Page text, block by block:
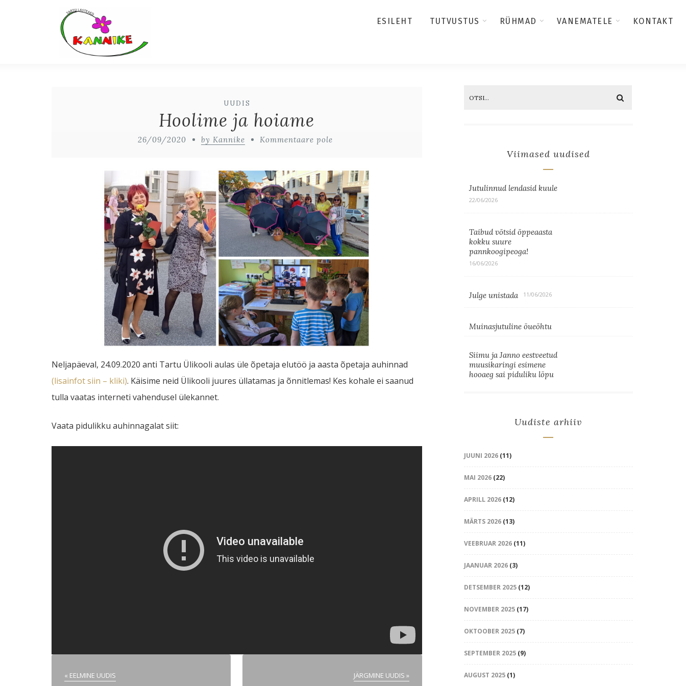
ESILEHT TUTVUSTUS RÜHMAD VANEMATELE KONTAKT
UUDIS
Hoolime ja hoiame
26/09/2020 by Kannike Kommentaare pole
Neljapäeval, 24.09.2020 anti Tartu Ülikooli aulas üle õpetaja elutöö ja aasta õpetaja auhinnad
(lisainfot siin – kliki). Käisime neid Ülikooli juures üllatamas ja õnnitlemas! Kes kohale ei saanud
tulla vaatas interneti vahendusel ülekannet.
Vaata pidulikku auhinnagalat siit:
« EELMINE UUDIS JÄRGMINE UUDIS »
Viimased uudised
Jutulinnud lendasid kuule
22/06/2026
Taibud võtsid õppeaasta
kokku suure
pannkoogipeoga!
16/06/2026
Julge unistada 11/06/2026
Muinasjutuline õueõhtu
Siimu ja Janno eestveetud
muusikaringi esimene
hooaeg sai piduliku lõpu
Uudiste arhiiv
JUUNI 2026(11)
MAI 2026(22)
APRILL 2026(12)
MÄRTS 2026(13)
VEEBRUAR 2026(11)
JAANUAR 2026(3)
DETSEMBER 2025(12)
NOVEMBER 2025(17)
OKTOOBER 2025(7)
SEPTEMBER 2025(9)
AUGUST 2025(1)